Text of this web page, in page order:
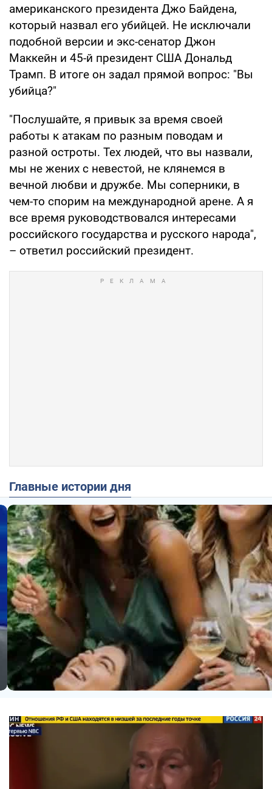
американского президента Джо Байдена,
который назвал его убийцей. Не исключали
подобной версии и экс-сенатор Джон
Маккейн и 45-й президент США Дональд
Трамп. В итоге он задал прямой вопрос: "Вы
убийца?"
"Послушайте, я привык за время своей
работы к атакам по разным поводам и
разной остроты. Тех людей, что вы назвали,
мы не жених с невестой, не клянемся в
вечной любви и дружбе. Мы соперники, в
чем-то спорим на международной арене. А я
все время руководствовался интересами
российского государства и русского народа",
– ответил российский президент.
Главные истории дня